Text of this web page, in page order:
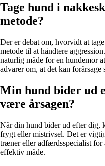
Tage hund i
metode?
Der er debat om, hvorvidt at
metode til at håndtere
naturlig måde for en hundemor
advarer om, at det kan forårsage
Min hund bider ud
være årsagen?
Når din hund bider ud efter dig,
frygt eller mistrivsel. Det er
træner eller adfærdsspecialist for
effektiv måde.